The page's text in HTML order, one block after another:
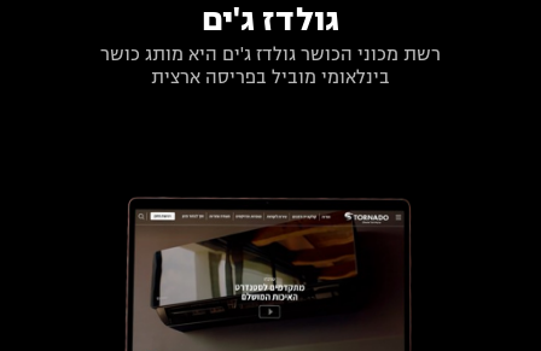
גולדז ג'ים
רשת מכוני הכושר גולדז ג'ים היא מותג כושר
בינלאומי מוביל בפריסה ארצית